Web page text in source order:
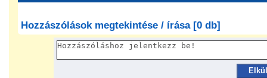
Hozzászólások megtekintése / írása [0 db]